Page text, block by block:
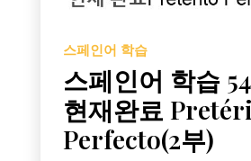
스페인어 학습
스페인어 학습
현재완료
Perfecto(2부)